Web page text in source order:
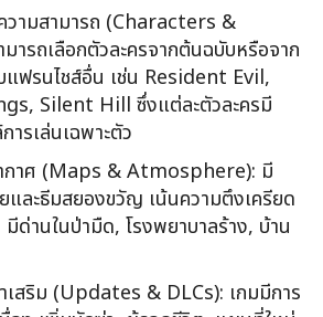
วามสามารถ (Characters &
ารถเลือกตัวละครจากต้นฉบับหรือจาก
ฟรนไชส์อื่น เช่น Resident Evil,
Silent Hill ซึ่งแต่ละตัวละครมี
ารเล่นเฉพาะตัว
กาศ (Maps & Atmosphere): มี
ละธีมสยองขวัญ เน้นความตึงเครียด
ด่านในป่ามืด, โรงพยาบาลร้าง, บ้าน
เสริม (Updates & DLCs): เกมมีการ